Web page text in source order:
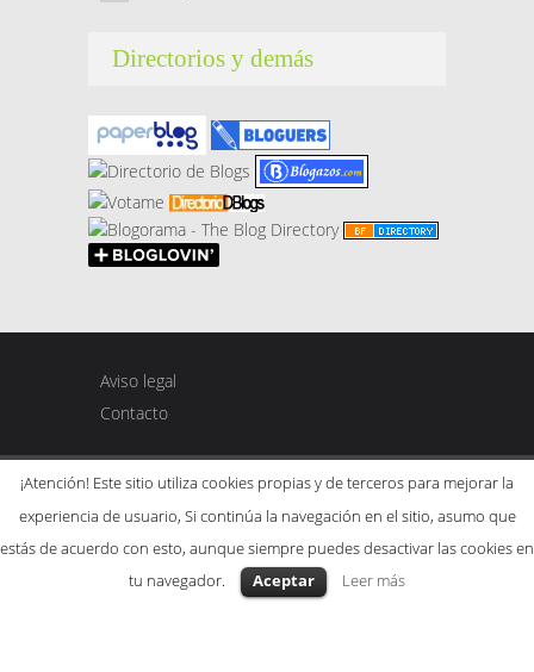
Directorios y demás
Aviso legal
Contacto
Tema SeaShell porMeks. Powered by
WordPress.
¡Atención! Este sitio utiliza cookies propias y de terceros para mejorar la
experiencia de usuario, Si continúa la navegación en el sitio, asumo que
estás de acuerdo con esto, aunque siempre puedes desactivar las cookies en
tu navegador.
Aceptar Leer más